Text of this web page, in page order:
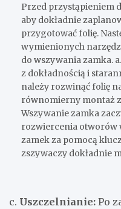
Przed przystąpieniem
aby dokładnie
przygotować folię.
wymienionych
do wszywania zamka. a.
z dokładnością i
należy rozwinąć folię
równomierny montaż
Wszywanie zamka
rozwiercenia otworów
zamek za pomocą
zszywaczy dokładnie
c. Uszczelnianie: Po